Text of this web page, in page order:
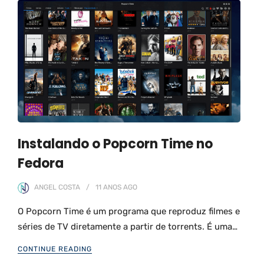
Instalando o Popcorn Time no
Fedora
ANGEL COSTA 11 ANOS AGO
O Popcorn Time é um programa que reproduz filmes e
séries de TV diretamente a partir de torrents. É uma…
CONTINUE READING